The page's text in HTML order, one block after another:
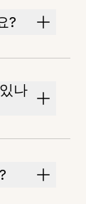
?
나